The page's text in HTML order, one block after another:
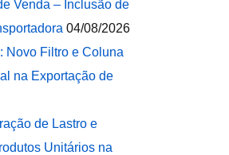
Venda – Inclusão de
04/08/2026
Novo Filtro e Coluna
na Exportação de
de Lastro e
Unitários na